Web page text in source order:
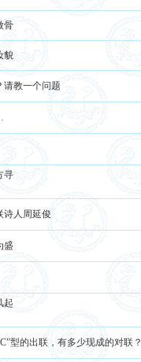
骨
貌
请教一个问题
寻
诗人周延俊
盛
起
型的出联，有多少现成的对联？